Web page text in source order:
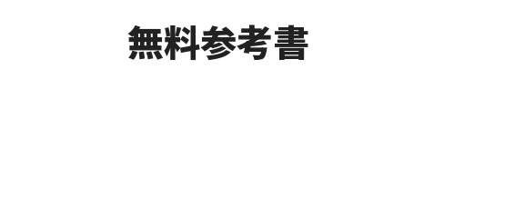
無料参考書